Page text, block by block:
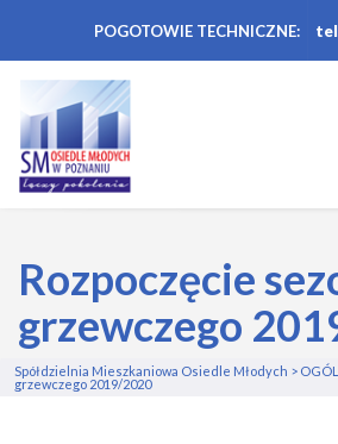
POGOTOWIE TECHNICZNE:
Rozpoczęcie
grzewczego
Spółdzielnia Mieszkaniowa Osiedle Młodych >
grzewczego 2019/2020